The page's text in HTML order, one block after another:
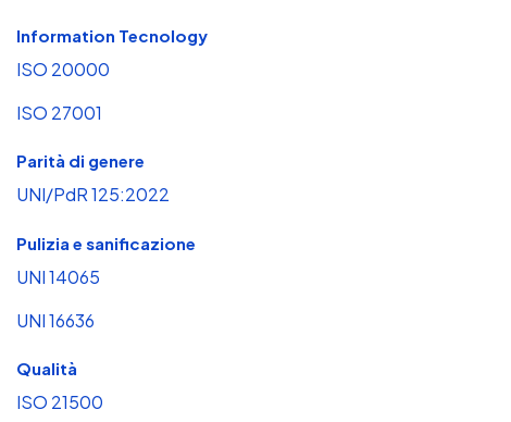
Information Tecnology
ISO 20000
ISO 27001
Parità di genere
UNI/PdR 125:2022
Pulizia e sanificazione
UNI 14065
UNI 16636
Qualità
ISO 21500